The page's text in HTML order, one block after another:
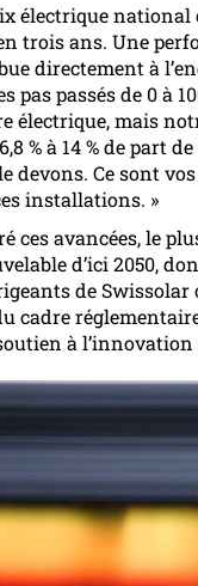
électrique
trois ans. Une
directement à
pas passés de 0 à
électrique, mais
% à 14 % de part
devons. Ce sont
installations. »
ces avancées, le
d’ici 2050,
de Swissolar
cadre
à